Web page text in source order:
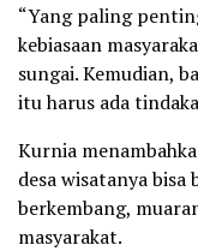
“Yang paling
kebiasaan
sungai. Kemudian,
itu harus ada
Kurnia
desa wisatanya
berkembang,
masyarakat.